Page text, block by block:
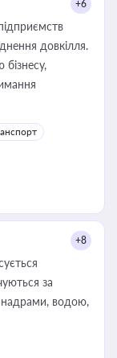
+6
довкілля.
+8
за
водою,